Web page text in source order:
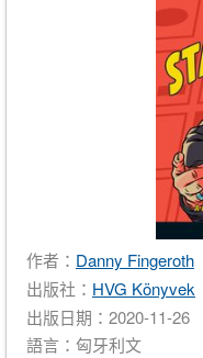
作者： Danny Fingeroth
出版社： HVG Könyvek
出版日期：2020-11-26
語言：匈牙利文